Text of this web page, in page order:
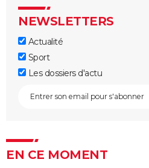
NEWSLETTERS
Actualité
Sport
Les dossiers d'actu
EN CE MOMENT